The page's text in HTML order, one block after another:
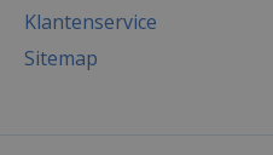
Klantenservice
Sitemap